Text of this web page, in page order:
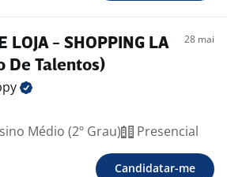
LOJA - SHOPPING LA
De Talentos)
28 mai
Médio (2º Grau) Presencial
Candidatar-me